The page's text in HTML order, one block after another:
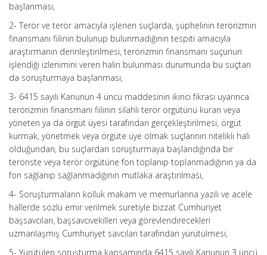
başlanması,
2- Terör ve terör amacıyla işlenen suçlarda, şüphelinin terörizmin
finansmanı fiilinin bulunup bulunmadığının tespiti amacıyla
araştırmanın derinleştirilmesi, terörizmin finansmanı suçunun
işlendiği izlenimini veren halin bulunması durumunda bu suçtan
da soruşturmaya başlanması,
3- 6415 sayılı Kanunun 4 üncü maddesinin ikinci fıkrası uyarınca
terörizmin finansmanı fiilinin silahlı terör örgütünü kuran veya
yöneten ya da örgüt üyesi tarafından gerçekleştirilmesi, örgüt
kurmak, yönetmek veya örgüte üye olmak suçlarının nitelikli hali
olduğundan, bu suçlardan soruşturmaya başlandığında bir
teröriste veya terör örgütüne fon toplanıp toplanmadığının ya da
fon sağlanıp sağlanmadığının mutlaka araştırılması,
4- Soruşturmaların kolluk makam ve memurlarına yazılı ve acele
hallerde sözlü emir verilmek suretiyle bizzat Cumhuriyet
başsavcıları, başsavcıvekilleri veya görevlendirecekleri
uzmanlaşmış Cumhuriyet savcıları tarafından yürütülmesi,
5- Yürütülen soruşturma kapsamında 6415 sayılı Kanunun 3 üncü